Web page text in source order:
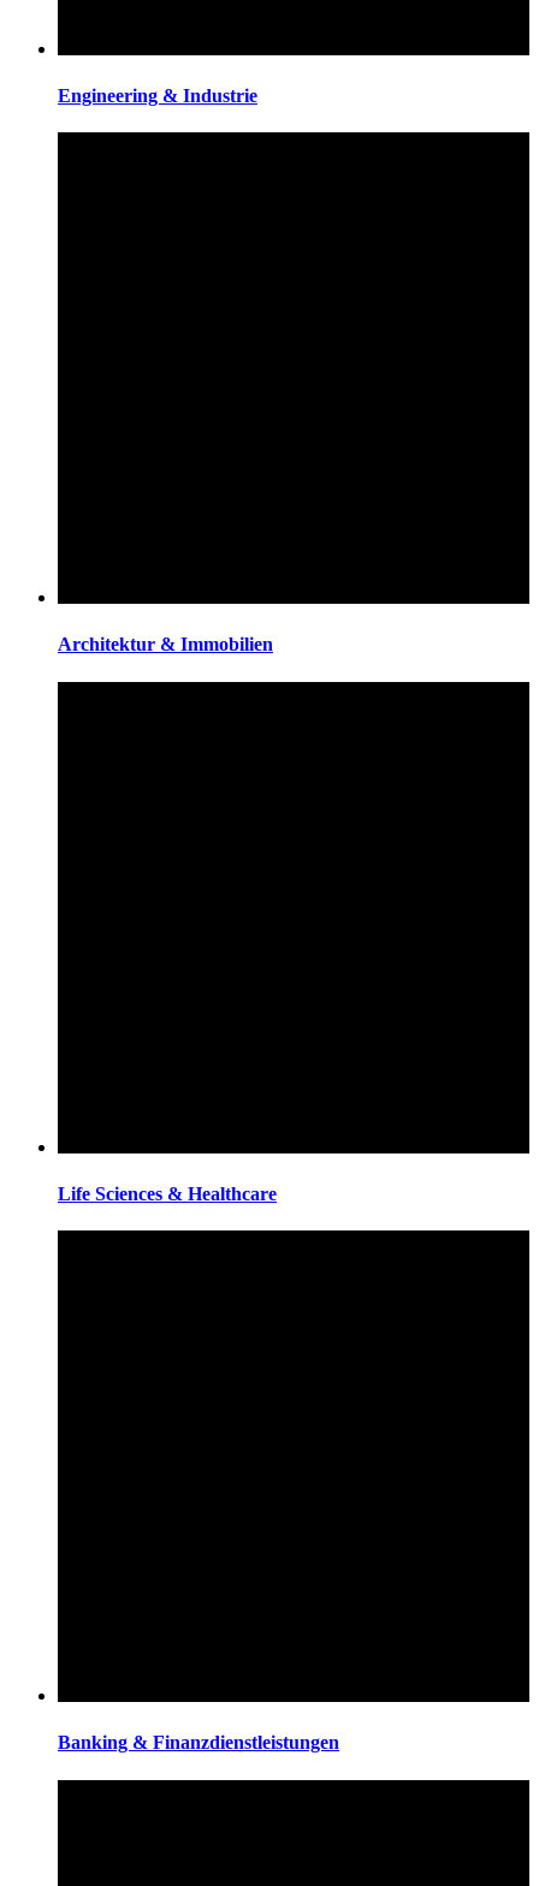
Engineering & Industrie
Architektur & Immobilien
Life Sciences & Healthcare
Banking & Finanzdienstleistungen